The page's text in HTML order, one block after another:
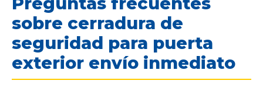
sobre cerradura de
seguridad para puerta
exterior envío inmediato